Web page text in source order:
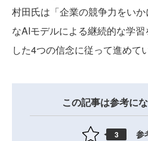
村田氏は「企業の競争力をい
なAIモデルによる継続的な学
した4つの信念に従って進めて
この記事は参考に
3 参